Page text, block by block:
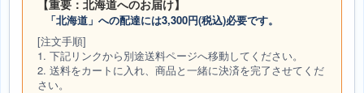
【重要：北海道へのお届け】
「北海道」への配達には3,300円(税込)必要です。
[注文手順]
1. 下記リンクから別途送料ページへ移動してください。
2. 送料をカートに入れ、商品と一緒に決済を完了させてくだ
さい。